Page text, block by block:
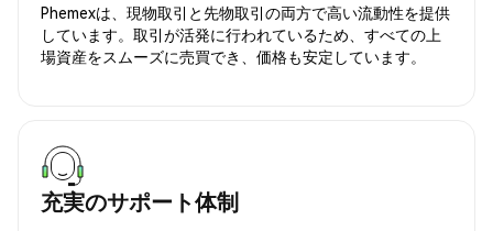
Phemexは、現物取引と先物取引の両方で高い流動性を提供
しています。取引が活発に行われているため、すべての上
場資産をスムーズに売買でき、価格も安定しています。
充実のサポート体制